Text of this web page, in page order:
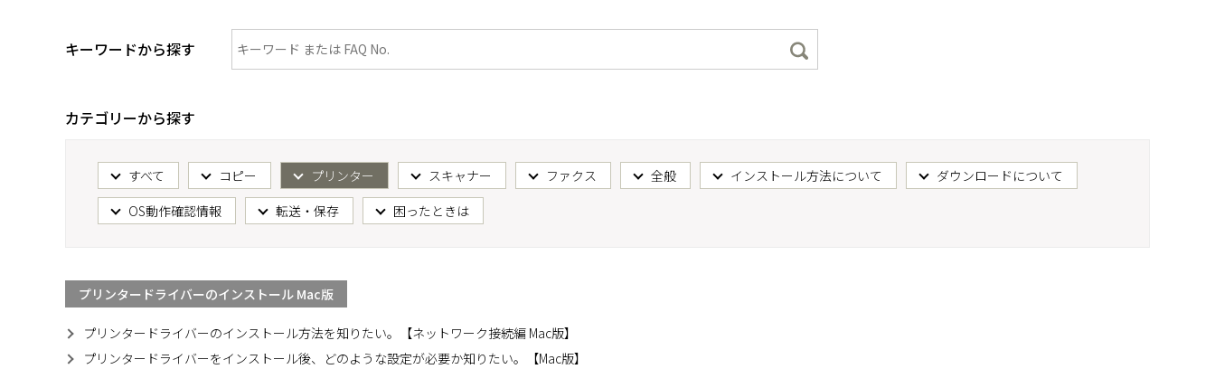
キーワードから探す
カテゴリーから探す
すべて コピー プリンター スキャナー ファクス 全般 インストール方法について
ダウンロードについて
OS動作確認情報
転送・保存 困ったときは
プリンタードライバーのインストール Mac版
プリンタードライバーのインストール方法を知りたい。【ネットワーク接続編 Mac版】
プリンタードライバーをインストール後、どのような設定が必要か知りたい。【Mac版】